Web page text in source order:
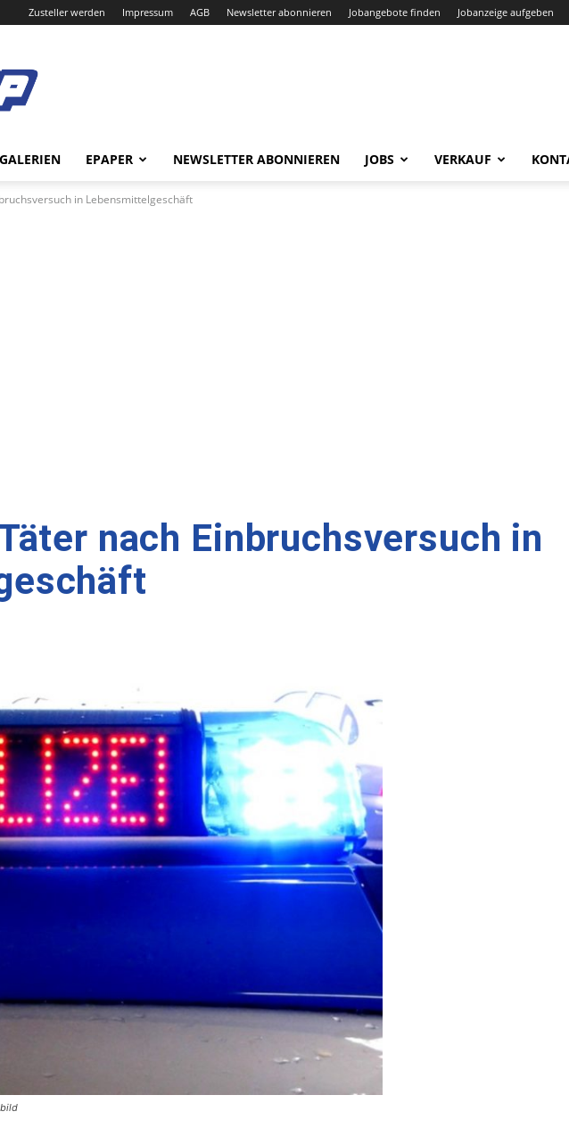
Zusteller werden Impressum AGB Newsletter abonnieren Jobangebote finden Jobanzeige aufgeben
EPAPER NEWSLETTER ABONNIEREN JOBS VERKAUF
in Lebensmittelgeschäft
nach Einbruchsversuch in